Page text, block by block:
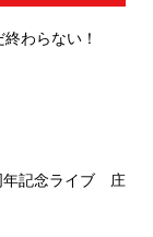
わらない！
年記念ライブ 庄